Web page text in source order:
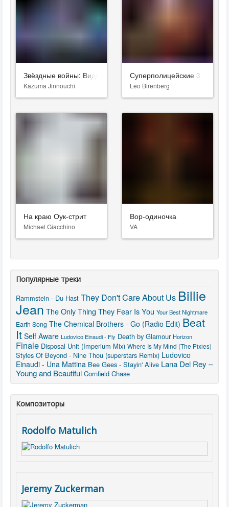
Звёздные войны: Видения. Девятый джедай
Kazuma Jinnouchi
Суперполицейские 3
Leo Birenberg
На краю Оук-стрит
Michael Giacchino
Вор-одиночка
VA
Популярные треки
Rammstein - Du Hast They Don't Care About Us Billie
Jean The Only Thing They Fear Is You Your Best Nightmare
Earth Song The Chemical Brothers - Go (Radio Edit) Beat
It Self Aware Ludovico Einaudi - Fly Death by Glamour Horizon
Finale Disposal Unit (Imperium Mix) Where Is My Mind (The Pixies)
Styles Of Beyond - Nine Thou (superstars Remix) Ludovico
Einaudi - Una Mattina Bee Gees - Stayin' Alive Lana Del Rey –
Young and Beautiful Cornfield Chase
Композиторы
Rodolfo Matulich
Jeremy Zuckerman